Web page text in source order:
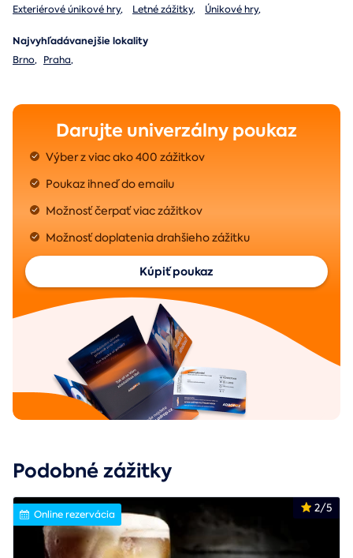
Exteriérové únikové hry, Letné zážitky, Únikové hry,
Najvyhľadávanejšie lokality
Brno, Praha,
Darujte univerzálny poukaz
Výber z viac ako 400 zážitkov
Poukaz ihneď do emailu
Možnosť čerpať viac zážitkov
Možnosť doplatenia drahšieho zážitku
Kúpiť poukaz
Podobné zážitky
2/5
Online rezervácia